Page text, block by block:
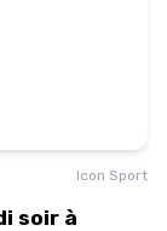
Icon Sport
soir à